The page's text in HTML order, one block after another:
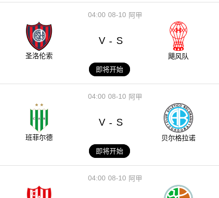
08-10
04:00 阿甲
圣洛伦索
V - S
飓风队
即将开始
08-10
04:00 阿甲
班菲尔德
V - S
贝尔格拉诺
即将开始
08-10
04:00 阿甲